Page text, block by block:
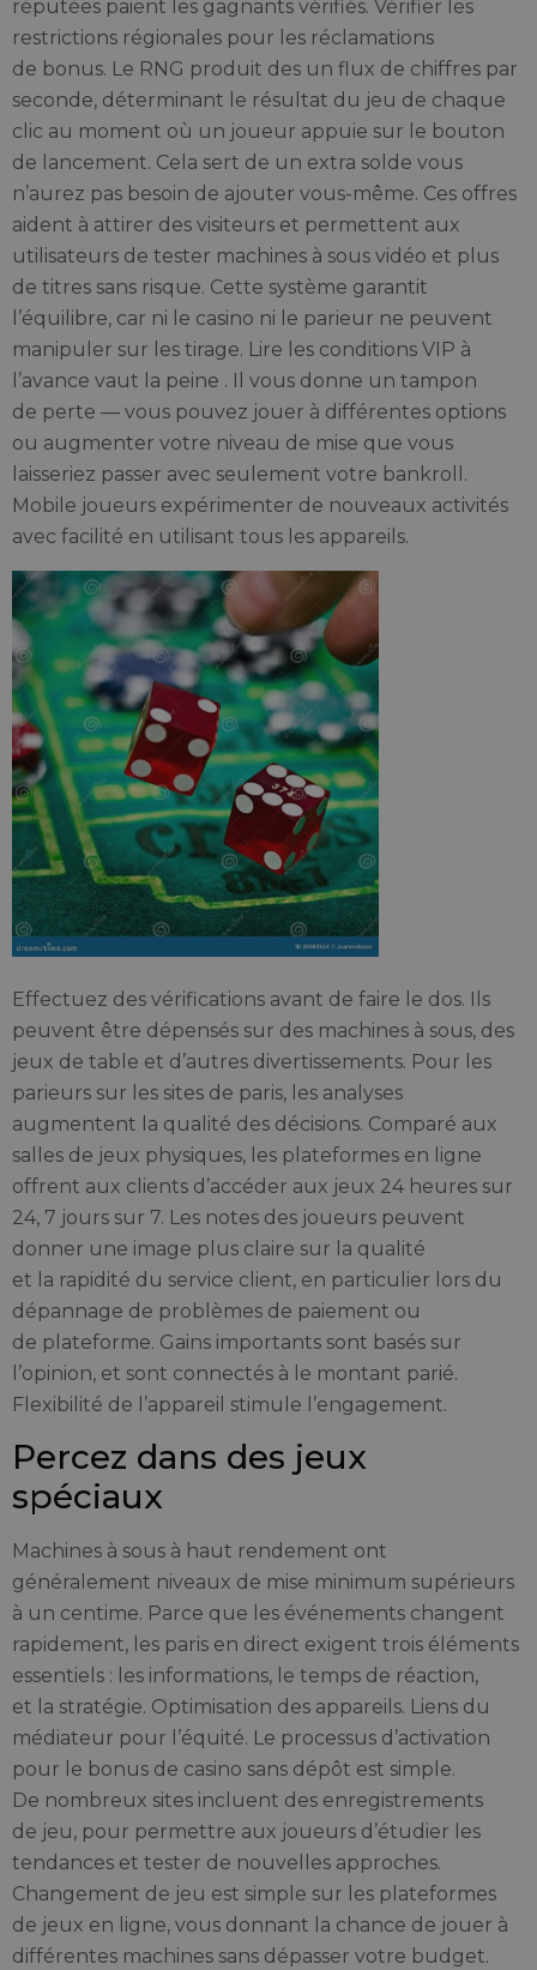
réputées paient les gagnants vérifiés. Vérifier les
restrictions régionales pour les réclamations
de bonus. Le RNG produit des un flux de chiffres par
seconde, déterminant le résultat du jeu de chaque
clic au moment où un joueur appuie sur le bouton
de lancement. Cela sert de un extra solde vous
n’aurez pas besoin de ajouter vous-même. Ces offres
aident à attirer des visiteurs et permettent aux
utilisateurs de tester machines à sous vidéo et plus
de titres sans risque. Cette système garantit
l’équilibre, car ni le casino ni le parieur ne peuvent
manipuler sur les tirage. Lire les conditions VIP à
l’avance vaut la peine . Il vous donne un tampon
de perte — vous pouvez jouer à différentes options
ou augmenter votre niveau de mise que vous
laisseriez passer avec seulement votre bankroll.
Mobile joueurs expérimenter de nouveaux activités
avec facilité en utilisant tous les appareils.
Effectuez des vérifications avant de faire le dos. Ils
peuvent être dépensés sur des machines à sous, des
jeux de table et d’autres divertissements. Pour les
parieurs sur les sites de paris, les analyses
augmentent la qualité des décisions. Comparé aux
salles de jeux physiques, les plateformes en ligne
offrent aux clients d’accéder aux jeux 24 heures sur
24, 7 jours sur 7. Les notes des joueurs peuvent
donner une image plus claire sur la qualité
et la rapidité du service client, en particulier lors du
dépannage de problèmes de paiement ou
de plateforme. Gains importants sont basés sur
l’opinion, et sont connectés à le montant parié.
Flexibilité de l’appareil stimule l’engagement.
Percez dans des jeux
spéciaux
Machines à sous à haut rendement ont
généralement niveaux de mise minimum supérieurs
à un centime. Parce que les événements changent
rapidement, les paris en direct exigent trois éléments
essentiels : les informations, le temps de réaction,
et la stratégie. Optimisation des appareils. Liens du
médiateur pour l’équité. Le processus d’activation
pour le bonus de casino sans dépôt est simple.
De nombreux sites incluent des enregistrements
de jeu, pour permettre aux joueurs d’étudier les
tendances et tester de nouvelles approches.
Changement de jeu est simple sur les plateformes
de jeux en ligne, vous donnant la chance de jouer à
différentes machines sans dépasser votre budget.